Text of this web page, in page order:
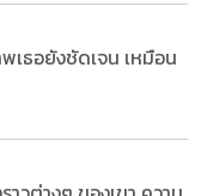
เธอยังชัดเจน เหมือน